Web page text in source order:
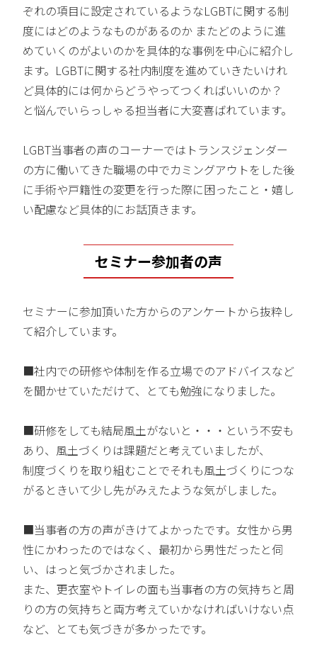
ぞれの項目に設定されているようなLGBTに関する制
度にはどのようなものがあるのか またどのように進
めていくのがよいのかを具体的な事例を中心に紹介し
ます。LGBTに関する社内制度を進めていきたいけれ
ど具体的には何からどうやってつくればいいのか？
と悩んでいらっしゃる担当者に大変喜ばれています。
LGBT当事者の声のコーナーではトランスジェンダー
の方に働いてきた職場の中でカミングアウトをした後
に手術や戸籍性の変更を行った際に困ったこと・嬉し
い配慮など具体的にお話頂きます。
セミナー参加者の声
セミナーに参加頂いた方からのアンケートから抜粋し
て紹介しています。
■社内での研修や体制を作る立場でのアドバイスなど
を聞かせていただけて、とても勉強になりました。
■研修をしても結局風土がないと・・・という不安も
あり、風土づくりは課題だと考えていましたが、
制度づくりを取り組むことでそれも風土づくりにつな
がるときいて少し先がみえたような気がしました。
■当事者の方の声がきけてよかったです。女性から男
性にかわったのではなく、最初から男性だったと伺
い、はっと気づかされました。
また、更衣室やトイレの面も当事者の方の気持ちと周
りの方の気持ちと両方考えていかなければいけない点
など、とても気づきが多かったです。